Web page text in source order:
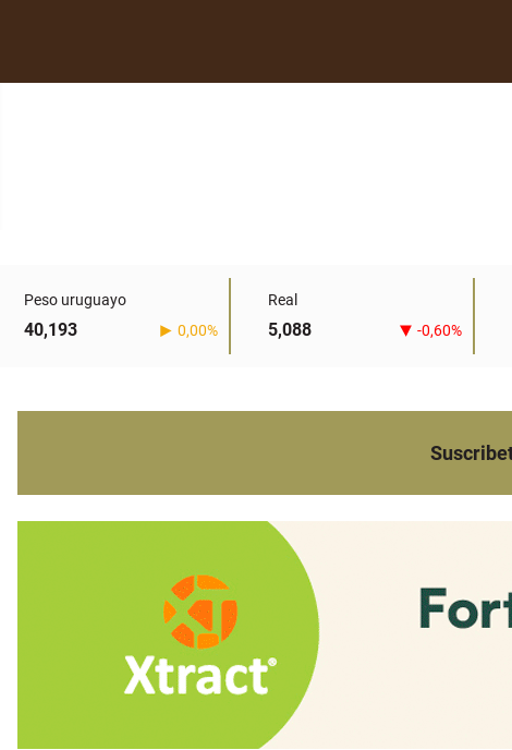
Peso uruguayo
40,193 0,00%
Real
5,088 -0,60%